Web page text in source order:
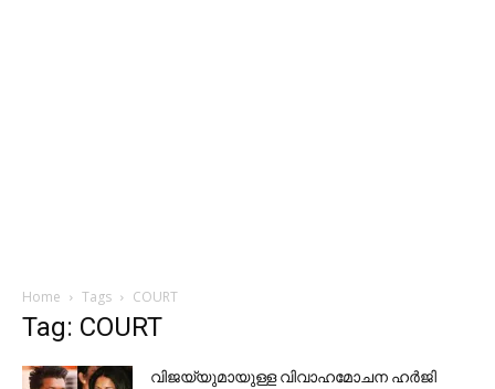
Home Tags COURT
Tag: COURT
വിജയ്‌യുമായുള്ള വിവാഹമോചന ഹര്‍ജി